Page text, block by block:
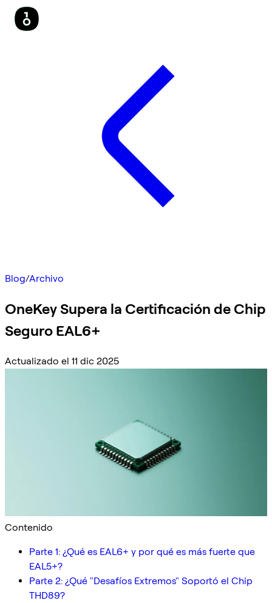
Blog/Archivo
OneKey Supera la Certificación de Chip
Seguro EAL6+
Actualizado el 11 dic 2025
Contenido
Parte 1: ¿Qué es EAL6+ y por qué es más fuerte que
EAL5+?
Parte 2: ¿Qué "Desafíos Extremos" Soportó el Chip
THD89?